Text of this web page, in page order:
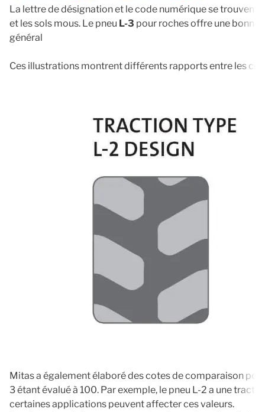
La lettre de désignation et le code numérique se trouvent
et les sols mous. Le pneu L-3 pour roches offre une bonne
général
Ces illustrations montrent différents rapports entre les
Mitas a également élaboré des cotes de comparaison
3 étant évalué à 100. Par exemple, le pneu L-2 a une
certaines applications peuvent affecter ces valeurs.